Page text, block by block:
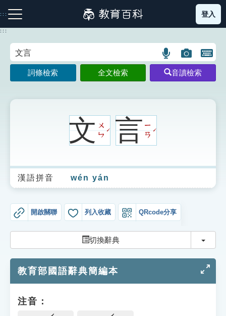
到
主
:::
注音索引圖示 筆畫索引圖示 部首索引表圖示
生字詞彙表
成語故事
索引選單
單字索引
登入
:::
語
言
搜
圖
片
搜
開
鍵
圖
詞條檢索 全文檢索 音讀檢索
文ㄨ
ㄣ
ˊ 言ㄧ
ㄢ
ˊ
漢語拼音 wén yán
開啟關聯 列入收藏 QRcode分享
切換辭典 切換
教育部國語辭典簡編本
注音：